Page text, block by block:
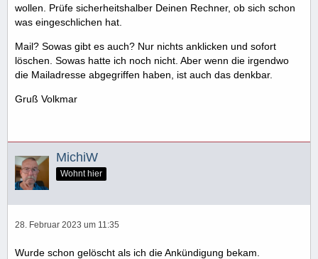
wollen. Prüfe sicherheitshalber Deinen Rechner, ob sich schon
was eingeschlichen hat.
Mail? Sowas gibt es auch? Nur nichts anklicken und sofort
löschen. Sowas hatte ich noch nicht. Aber wenn die irgendwo
die Mailadresse abgegriffen haben, ist auch das denkbar.
Gruß Volkmar
MichiW
Wohnt hier
28. Februar 2023 um 11:35
Wurde schon gelöscht als ich die Ankündigung bekam.